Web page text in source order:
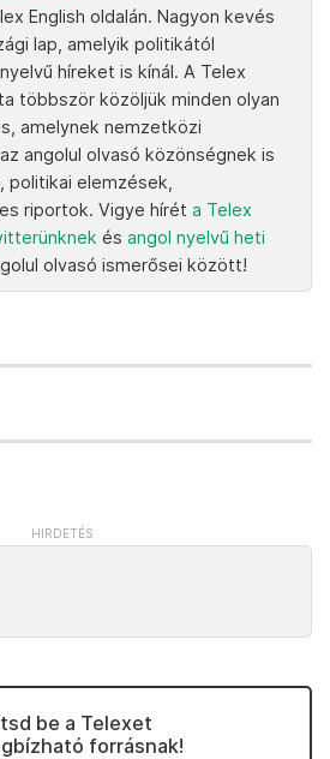
English oldalán. Nagyon kevés
lap, amelyik politikától
híreket is kínál. A Telex
többször közöljük minden olyan
amelynek nemzetközi
angolul olvasó közönségnek is
elemzések,
riportok. Vigye hírét a Telex
és angol nyelvű heti
olvasó ismerősei között!
be a Telexet
forrásnak!